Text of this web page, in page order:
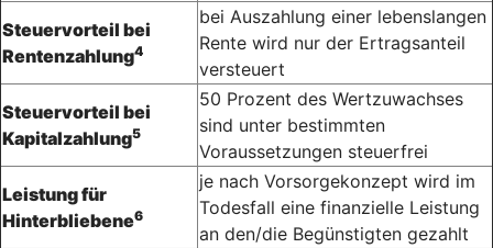
Steuervorteil bei
Rentenzahlung4
bei Auszahlung einer lebenslangen
Rente wird nur der Ertragsanteil
versteuert
Steuervorteil bei
Kapitalzahlung5
50 Prozent des Wertzuwachses
sind unter bestimmten
Voraussetzungen steuerfrei
Leistung für
Hinterbliebene6
je nach Vorsorgekonzept wird im
Todesfall eine finanzielle Leistung
an den/die Begünstigten gezahlt